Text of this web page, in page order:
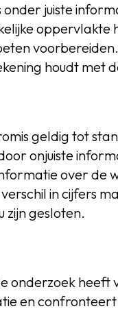
juiste
oppervlakte
houdt met
geldig tot
onjuiste
over de
in cijfers
zijn gesloten.
onderzoek heeft
en